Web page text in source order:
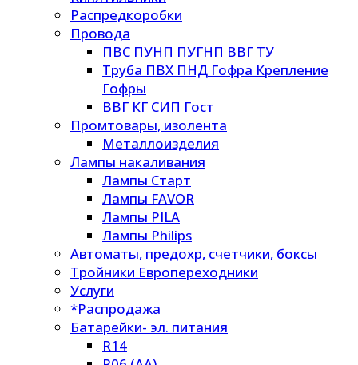
Распредкоробки
Провода
ПВС ПУНП ПУГНП ВВГ ТУ
Труба ПВХ ПНД Гофра Крепление
Гофры
ВВГ КГ СИП Гост
Промтовары, изолента
Металлоизделия
Лампы накаливания
Лампы Старт
Лампы FAVOR
Лампы PILA
Лампы Philips
Автоматы, предохр, счетчики, боксы
Тройники Европереходники
Услуги
*Распродажа
Батарейки- эл. питания
R14